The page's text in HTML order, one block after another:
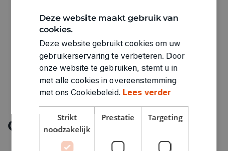
Ontdek meer
Deze website maakt gebruik van
cookies.
Deze website gebruikt cookies om uw
gebruikerservaring te verbeteren. Door
onze website te gebruiken, stemt u in
met alle cookies in overeenstemming
met ons Cookiebeleid. Lees verder
Strikt
noodzakelijk
Prestatie Targeting